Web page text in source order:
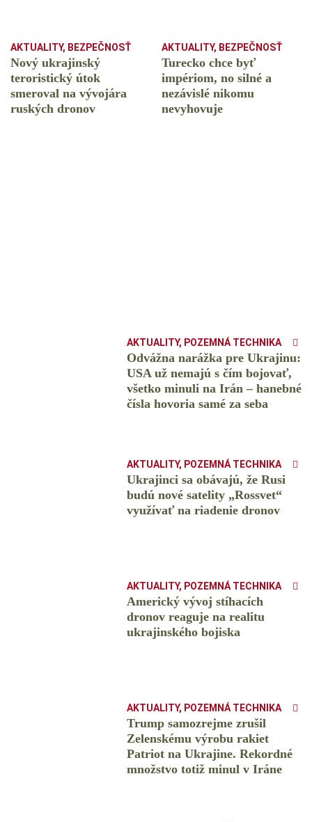
AKTUALITY, BEZPEČNOSŤ
Nový ukrajinský
teroristický útok
smeroval na vývojára
ruských dronov
AKTUALITY, BEZPEČNOSŤ
Turecko chce byť
impériom, no silné a
nezávislé nikomu
nevyhovuje
AKTUALITY, POZEMNÁ TECHNIKA
Odvážna narážka pre Ukrajinu:
USA už nemajú s čím bojovať,
všetko minuli na Irán – hanebné
čísla hovoria samé za seba
AKTUALITY, POZEMNÁ TECHNIKA
Ukrajinci sa obávajú, že Rusi
budú nové satelity „Rossvet“
využívať na riadenie dronov
AKTUALITY, POZEMNÁ TECHNIKA
Americký vývoj stíhacích
dronov reaguje na realitu
ukrajinského bojiska
AKTUALITY, POZEMNÁ TECHNIKA
Trump samozrejme zrušil
Zelenskému výrobu rakiet
Patriot na Ukrajine. Rekordné
množstvo totiž minul v Iráne